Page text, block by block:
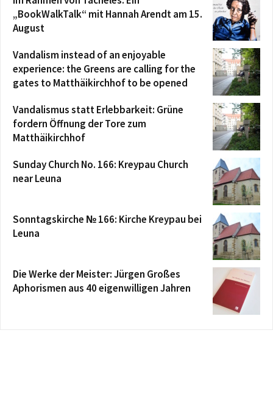
„BookWalkTalk“ mit Hannah Arendt am 15.
August
Vandalism instead of an enjoyable
experience: the Greens are calling for the
gates to Matthäikirchhof to be opened
Vandalismus statt Erlebbarkeit: Grüne
fordern Öffnung der Tore zum
Matthäikirchhof
Sunday Church No. 166: Kreypau Church
near Leuna
Sonntagskirche № 166: Kirche Kreypau bei
Leuna
Die Werke der Meister: Jürgen Großes
Aphorismen aus 40 eigenwilligen Jahren